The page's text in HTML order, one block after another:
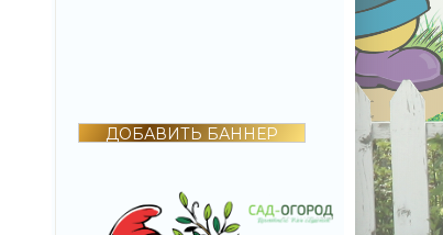
ДОБАВИТЬ БАННЕР